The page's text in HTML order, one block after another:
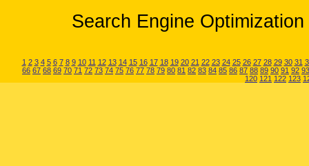
Search Engine
1 2 3 4 5 6 7 8 9 10 11 12 13 14 15 16 17 18 19 20 21 22 23 24 25 26 27 28 29 30 31
66 67 68 69 70 71 72 73 74 75 76 77 78 79 80 81 82 83 84 85 86 87 88 89 90 91 92 93
120 121 122 123